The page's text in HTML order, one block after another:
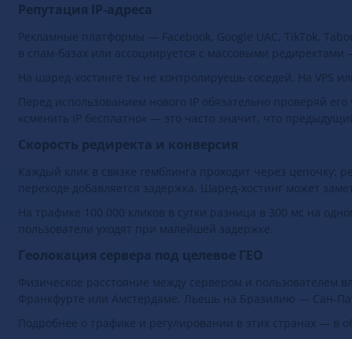
Репутация IP-адреса
Рекламные платформы — Facebook, Google UAC, TikTok,
в спам-базах или ассоциируется с массовыми
На шаред-хостинге ты не контролируешь соседей. На VPS
Перед использованием нового IP обязательно проверяй
«сменить IP бесплатно» — это часто значит, что
Скорость редиректа и конверсия
Каждый клик в связке гемблинга проходит через
переходе добавляется задержка. Шаред-хостинг может
На трафике 100 000 кликов в сутки разница в 300 мс на
пользователи уходят при малейшей задержке.
Геолокация сервера под целевое ГЕО
Физическое расстояние между сервером и
Франкфурте или Амстердаме. Льешь на Бразилию — Сан-
Подробнее о трафике и регулировании в этих странах — в